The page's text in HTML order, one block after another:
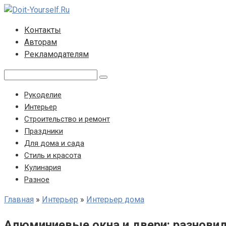
Перейти
контентуКонтакты
Авторам
Рекламодателям
Рукоделие
Интерьер
Строительство и ремонт
Праздники
Для дома и сада
Стиль и красота
Кулинария
Разное
Главная » Интерьер » Интерьер дома